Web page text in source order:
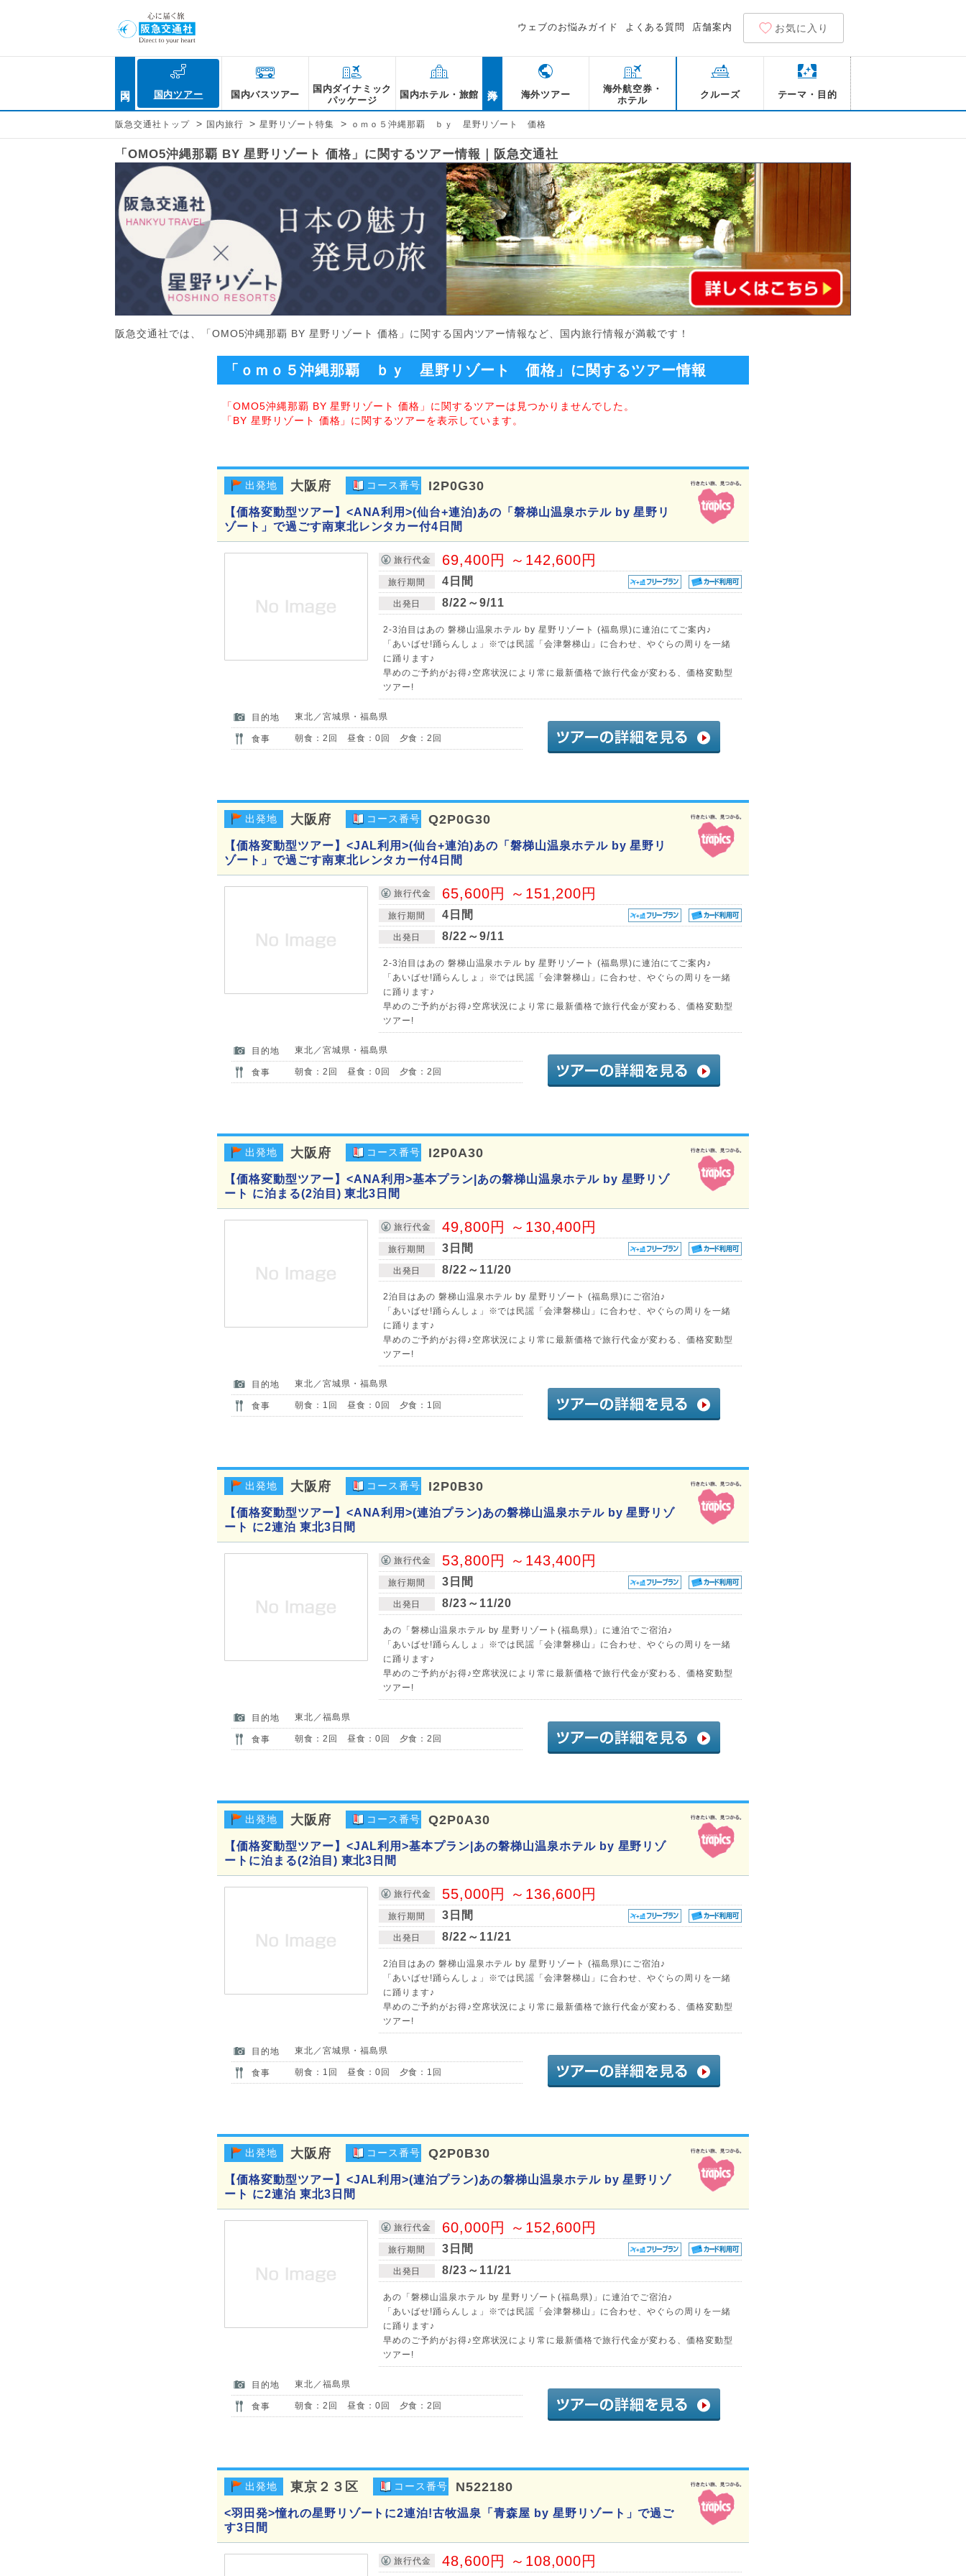
ウェブのお悩みガイド よくある質問 店舗案内 お気に入り
国内ツアー 国内バスツアー
国内ダイナミック
パッケージ
国内ホテル・旅館 海外ツアー
海外航空券・
ホテル
クルーズ テーマ・目的
阪急交通社トップ > 国内旅行 > 星野リゾート特集 > ｏｍｏ５沖縄那覇 ｂｙ 星野リゾート 価格
「OMO5沖縄那覇 BY 星野リゾート 価格」に関するツアー情報｜阪急交通社
阪急交通社では、「OMO5沖縄那覇 BY 星野リゾート 価格」に関する国内ツアー情報など、国内旅行情報が満載です！
「ｏｍｏ５沖縄那覇 ｂｙ 星野リゾート 価格」に関するツアー情報
「OMO5沖縄那覇 BY 星野リゾート 価格」に関するツアーは見つかりませんでした。
「BY 星野リゾート 価格」に関するツアーを表示しています。
出発地 大阪府 コース番号 I2P0G30
【価格変動型ツアー】<ANA利用>(仙台+連泊)あの「磐梯山温泉ホテル by 星野リ
ゾート」で過ごす南東北レンタカー付4日間
旅行代金 69,400円 ～142,600円
旅行期間 4日間
出発日 8/22～9/11
2-3泊目はあの 磐梯山温泉ホテル by 星野リゾート (福島県)に連泊にてご案内♪
「あいばせ!踊らんしょ」※では民謡「会津磐梯山」に合わせ、やぐらの周りを一緒
に踊ります♪
早めのご予約がお得♪空席状況により常に最新価格で旅行代金が変わる、価格変動型
ツアー!
目的地 東北／宮城県・福島県
食事 朝食：2回 昼食：0回 夕食：2回
出発地 大阪府 コース番号 Q2P0G30
【価格変動型ツアー】<JAL利用>(仙台+連泊)あの「磐梯山温泉ホテル by 星野リ
ゾート」で過ごす南東北レンタカー付4日間
旅行代金 65,600円 ～151,200円
旅行期間 4日間
出発日 8/22～9/11
2-3泊目はあの 磐梯山温泉ホテル by 星野リゾート (福島県)に連泊にてご案内♪
「あいばせ!踊らんしょ」※では民謡「会津磐梯山」に合わせ、やぐらの周りを一緒
に踊ります♪
早めのご予約がお得♪空席状況により常に最新価格で旅行代金が変わる、価格変動型
ツアー!
目的地 東北／宮城県・福島県
食事 朝食：2回 昼食：0回 夕食：2回
出発地 大阪府 コース番号 I2P0A30
【価格変動型ツアー】<ANA利用>基本プラン|あの磐梯山温泉ホテル by 星野リゾ
ート に泊まる(2泊目) 東北3日間
旅行代金 49,800円 ～130,400円
旅行期間 3日間
出発日 8/22～11/20
2泊目はあの 磐梯山温泉ホテル by 星野リゾート (福島県)にご宿泊♪
「あいばせ!踊らんしょ」※では民謡「会津磐梯山」に合わせ、やぐらの周りを一緒
に踊ります♪
早めのご予約がお得♪空席状況により常に最新価格で旅行代金が変わる、価格変動型
ツアー!
目的地 東北／宮城県・福島県
食事 朝食：1回 昼食：0回 夕食：1回
出発地 大阪府 コース番号 I2P0B30
【価格変動型ツアー】<ANA利用>(連泊プラン)あの磐梯山温泉ホテル by 星野リゾ
ート に2連泊 東北3日間
旅行代金 53,800円 ～143,400円
旅行期間 3日間
出発日 8/23～11/20
あの「磐梯山温泉ホテル by 星野リゾート(福島県)」に連泊でご宿泊♪
「あいばせ!踊らんしょ」※では民謡「会津磐梯山」に合わせ、やぐらの周りを一緒
に踊ります♪
早めのご予約がお得♪空席状況により常に最新価格で旅行代金が変わる、価格変動型
ツアー!
目的地 東北／福島県
食事 朝食：2回 昼食：0回 夕食：2回
出発地 大阪府 コース番号 Q2P0A30
【価格変動型ツアー】<JAL利用>基本プラン|あの磐梯山温泉ホテル by 星野リゾ
ートに泊まる(2泊目) 東北3日間
旅行代金 55,000円 ～136,600円
旅行期間 3日間
出発日 8/22～11/21
2泊目はあの 磐梯山温泉ホテル by 星野リゾート (福島県)にご宿泊♪
「あいばせ!踊らんしょ」※では民謡「会津磐梯山」に合わせ、やぐらの周りを一緒
に踊ります♪
早めのご予約がお得♪空席状況により常に最新価格で旅行代金が変わる、価格変動型
ツアー!
目的地 東北／宮城県・福島県
食事 朝食：1回 昼食：0回 夕食：1回
出発地 大阪府 コース番号 Q2P0B30
【価格変動型ツアー】<JAL利用>(連泊プラン)あの磐梯山温泉ホテル by 星野リゾ
ート に2連泊 東北3日間
旅行代金 60,000円 ～152,600円
旅行期間 3日間
出発日 8/23～11/21
あの「磐梯山温泉ホテル by 星野リゾート(福島県)」に連泊でご宿泊♪
「あいばせ!踊らんしょ」※では民謡「会津磐梯山」に合わせ、やぐらの周りを一緒
に踊ります♪
早めのご予約がお得♪空席状況により常に最新価格で旅行代金が変わる、価格変動型
ツアー!
目的地 東北／福島県
食事 朝食：2回 昼食：0回 夕食：2回
出発地 東京２３区 コース番号 N522180
<羽田発>憧れの星野リゾートに2連泊!古牧温泉「青森屋 by 星野リゾート」で過ご
す3日間
旅行代金 48,600円 ～108,000円